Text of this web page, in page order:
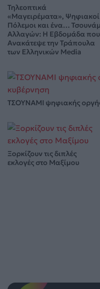
Τηλεοπτικά
«Μαγειρέματα», Ψηφιακοί
Πόλεμοι και ένα…
Αλλαγών: Η Εβδομάδα που
Ανακάτεψε την Τράπουλα
των Ελληνικών Media
ΤΣΟΥΝΑΜΙ ψηφιακής
Ξορκίζουν τις διπλές
εκλογές στο Μαξίμου